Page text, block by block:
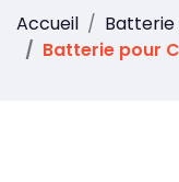
Accueil
Batterie pour